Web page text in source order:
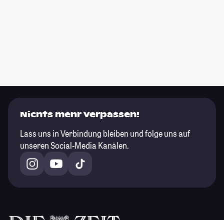
Nichts mehr verpassen!
Lass uns in Verbindung bleiben und folge uns auf
unseren Social-Media Kanälen.